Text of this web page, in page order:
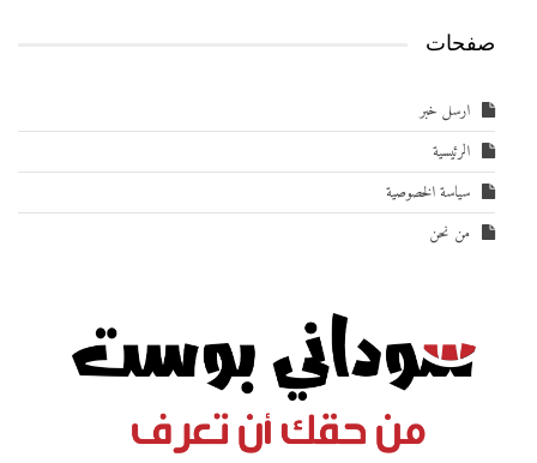
صفحات
ارسل خبر
الرئيسية
سياسة الخصوصية
من نحن